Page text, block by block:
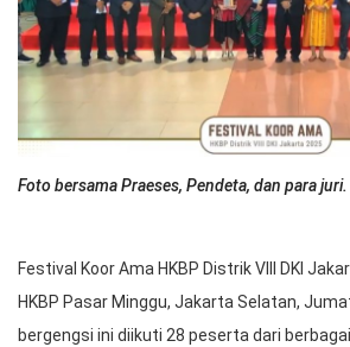
Foto bersama Praeses, Pendeta, dan para juri.
Festival Koor Ama HKBP Distrik VIII DKI
HKBP Pasar Minggu, Jakarta Selatan,
bergengsi ini diikuti 28 peserta dari